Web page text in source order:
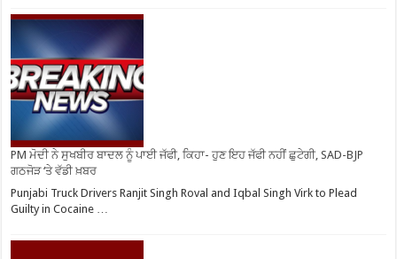
PM ਮੋਦੀ ਨੇ ਸੁਖਬੀਰ ਬਾਦਲ ਨੂੰ ਪਾਈ ਜੱਫੀ, ਕਿਹਾ- ਹੁਣ ਇਹ ਜੱਫੀ ਨਹੀਂ ਛੁਟੇਗੀ, SAD-BJP
ਗਠਜੋੜ ‘ਤੇ ਵੱਡੀ ਖ਼ਬਰ
Punjabi Truck Drivers Ranjit Singh Roval and Iqbal Singh Virk to Plead
Guilty in Cocaine …